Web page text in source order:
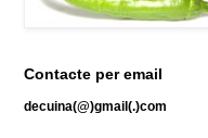
Contacte per email
decuina(@)gmail(.)com